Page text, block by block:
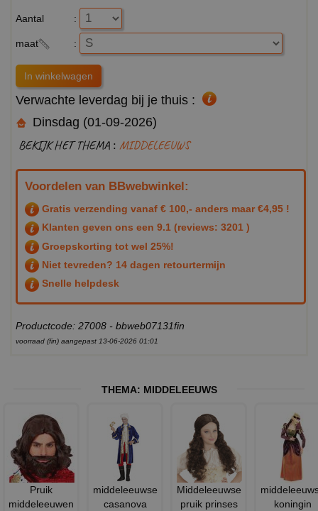
Aantal :
maat :
Verwachte leverdag bij je thuis :
Dinsdag (01-09-2026)
BEKIJK HET THEMA : MIDDELEEUWS
Voordelen van BBwebwinkel:
Gratis verzending vanaf € 100,- anders maar €4,95 !
Klanten geven ons een 9.1 (reviews: 3201 )
Groepskorting tot wel 25%!
Niet tevreden? 14 dagen retourtermijn
Snelle helpdesk
Productcode: 27008 - bbweb07131fin
voorraad (fin) aangepast 13-06-2026 01:01
THEMA: MIDDELEEUWS
Pruik
middeleeuwen
middeleeuwse
casanova
Middeleeuwse
pruik prinses
koningin